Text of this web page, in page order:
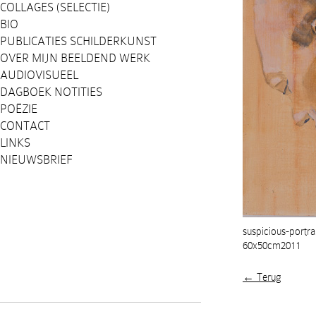
COLLAGES (SELECTIE)
BIO
PUBLICATIES SCHILDERKUNST
OVER MIJN BEELDEND WERK
AUDIOVISUEEL
DAGBOEK NOTITIES
POËZIE
CONTACT
LINKS
NIEUWSBRIEF
suspicious-
60x50cm2011
← Terug